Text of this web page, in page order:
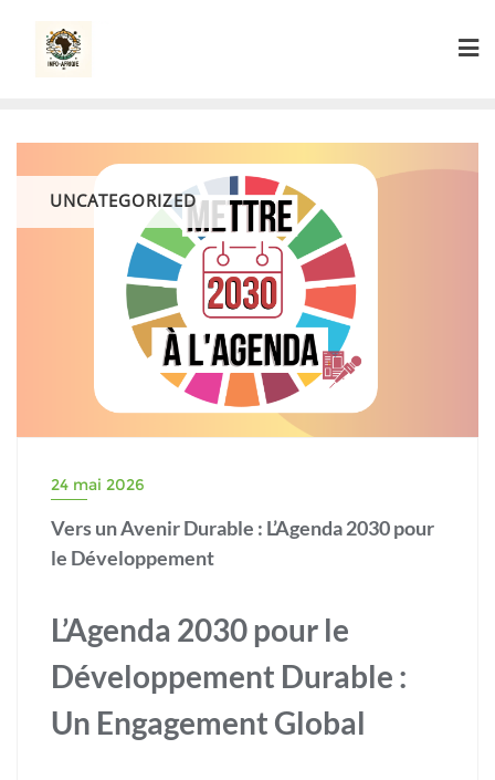
content
UNCATEGORIZED
24 mai 2026
Vers un Avenir Durable : L’Agenda 2030 pour
le Développement
L’Agenda 2030 pour le
Développement Durable :
Un Engagement Global